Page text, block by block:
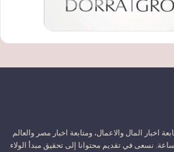
اخبار المال والاعمال، ومتابعة اخبار مصر والعالم
نسعى في تقديم محتوانا إلى تحقيق مبدأ الولاء